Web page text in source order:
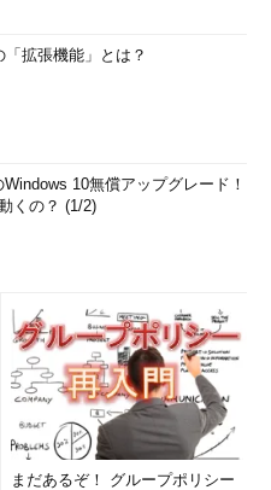
拡張機能」とは？
10無償アップグレード！
くの？ (1/2)
まだあるぞ！ グループポリシー